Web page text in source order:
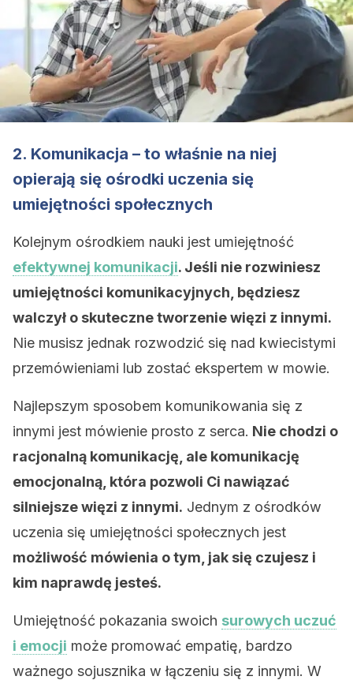
2. Komunikacja – to właśnie na niej
opierają się ośrodki uczenia się
umiejętności społecznych
Kolejnym ośrodkiem nauki jest umiejętność
efektywnej komunikacji. Jeśli nie rozwiniesz
umiejętności komunikacyjnych, będziesz
walczył o skuteczne tworzenie więzi z innymi.
Nie musisz jednak rozwodzić się nad kwiecistymi
przemówieniami lub zostać ekspertem w mowie.
Najlepszym sposobem komunikowania się z
innymi jest mówienie prosto z serca. Nie chodzi o
racjonalną komunikację, ale komunikację
emocjonalną, która pozwoli Ci nawiązać
silniejsze więzi z innymi. Jednym z ośrodków
uczenia się umiejętności społecznych jest
możliwość mówienia o tym, jak się czujesz i
kim naprawdę jesteś.
Umiejętność pokazania swoich surowych uczuć
i emocji może promować empatię, bardzo
ważnego sojusznika w łączeniu się z innymi. W